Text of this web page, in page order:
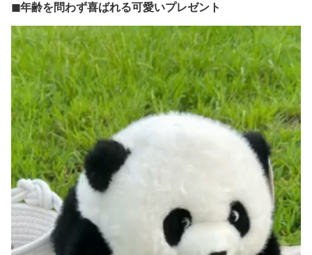
◼︎年齢を問わず喜ばれる可愛いプレゼント